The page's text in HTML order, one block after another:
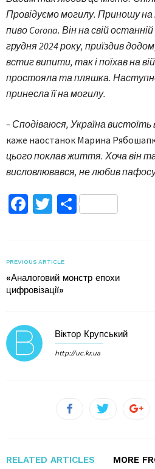
Провідуємо могилу. Приношу
пиво Corona. Він на свій
грудня 2024 року, приїздив
встиг випити, так і поїхав на
простояла та пляшка.
принесла її на могилу.
– Сподіваюся, Україна вистоїть
каже наостанок Марина
цього поклав життя. Хоча він
висловлювався, не любив
Facebook
Twitter
PREVIOUS ARTICLE
«Аналоговий монстр епохи
цифровізації»
Віктор Крупський
http://uc.kr.ua
RELATED ARTICLES MORE